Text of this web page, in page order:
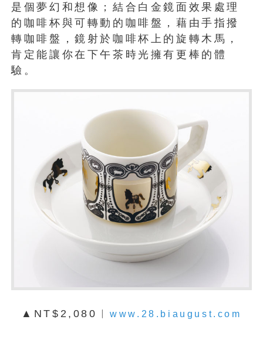
是個夢幻和想像；結合白金鏡面效果處理
的咖啡杯與可轉動的咖啡盤，藉由手指撥
轉咖啡盤，鏡射於咖啡杯上的旋轉木馬，
肯定能讓你在下午茶時光擁有更棒的體
驗。
▲NT$2,080︱www.28.biaugust.com